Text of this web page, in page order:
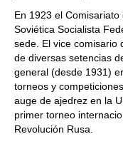
En 1923 el
Soviética Socialista
sede. El vice comisario
de diversas setencias
general (desde 1931)
torneos y
auge de ajedrez en la
primer torneo
Revolución Rusa.